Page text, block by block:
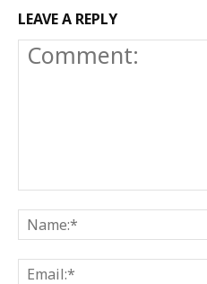
LEAVE A REPLY
Comment: